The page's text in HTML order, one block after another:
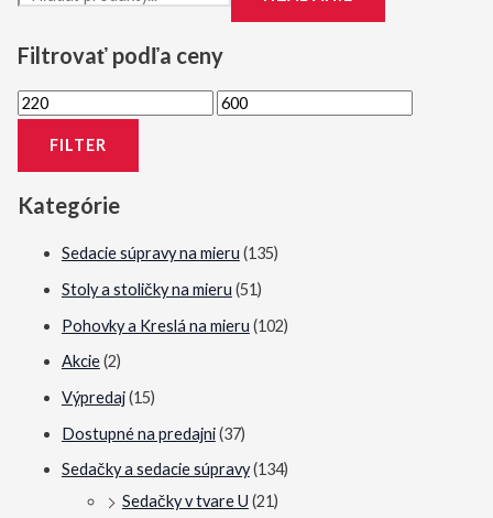
Filtrovať podľa ceny
M
M
á
l
n
FILTER
Kategórie
Sedacie súpravy na mieru (135)
Stoly a stoličky na mieru (51)
Pohovky a Kreslá na mieru (102)
Akcie(2)
Výpredaj(15)
Dostupné na predajni(37)
Sedačky a sedacie súpravy(134)
Sedačky v tvare U (21)